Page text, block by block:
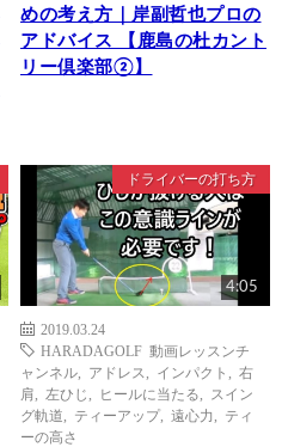
めの考え方｜岸副哲也プロの
アドバイス 【鹿島の杜カント
リー倶楽部②】
ドライバーの打ち方
4:05
2019.03.24
HARADAGOLF 動画レッスンチ
ャンネル
アドレス インパクト
右
肩
左ひじ ヒールに当たる
スイン
グ軌道
ティーアップ, 遠心力
ティ
ーの高さ